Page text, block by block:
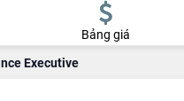
Bảng giá
Executive